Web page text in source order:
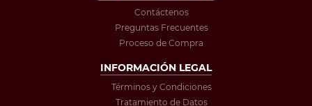
Contáctenos
Preguntas Frecuentes
Proceso de Compra
INFORMACIÓN LEGAL
Términos y Condiciones
Tratamiento de Datos